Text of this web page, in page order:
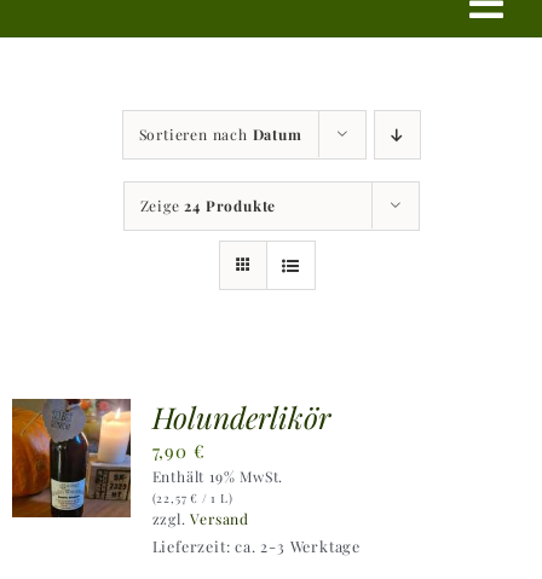
Restaurant
Anfahrt + Kontakt
Sortieren nach Datum
Zeige 24 Produkte
Holunderlikör
7,90 €
Enthält 19% MwSt.
(22,57€ / 1 L)
zzgl.Versand
Lieferzeit: ca. 2-3 Werktage